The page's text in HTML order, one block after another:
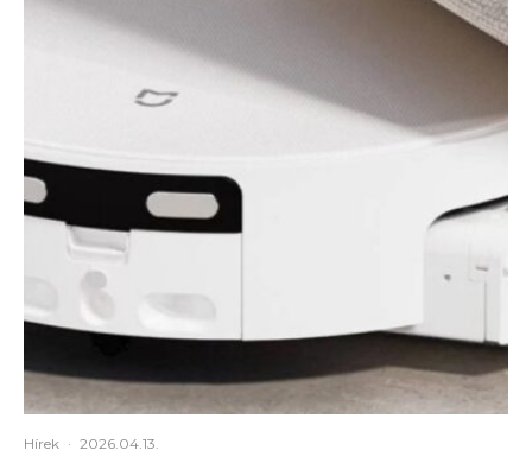
Hírek · 2026.04.13.